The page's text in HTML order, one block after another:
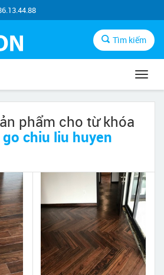
Tìm kiếm
phẩm cho từ khóa
chiu liu huyen